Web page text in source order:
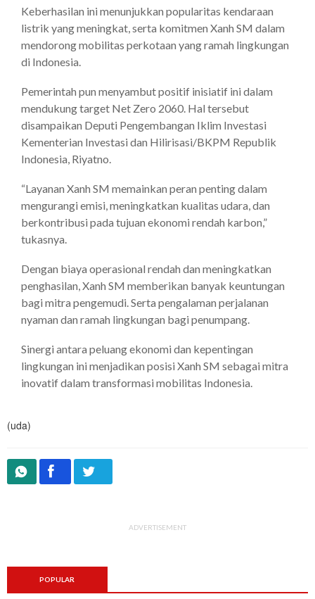
Keberhasilan ini menunjukkan popularitas kendaraan
listrik yang meningkat, serta komitmen Xanh SM dalam
mendorong mobilitas perkotaan yang ramah lingkungan
di Indonesia.
Pemerintah pun menyambut positif inisiatif ini dalam
mendukung target Net Zero 2060. Hal tersebut
disampaikan Deputi Pengembangan Iklim Investasi
Kementerian Investasi dan Hilirisasi/BKPM Republik
Indonesia, Riyatno.
“Layanan Xanh SM memainkan peran penting dalam
mengurangi emisi, meningkatkan kualitas udara, dan
berkontribusi pada tujuan ekonomi rendah karbon,”
tukasnya.
Dengan biaya operasional rendah dan meningkatkan
penghasilan, Xanh SM memberikan banyak keuntungan
bagi mitra pengemudi. Serta pengalaman perjalanan
nyaman dan ramah lingkungan bagi penumpang.
Sinergi antara peluang ekonomi dan kepentingan
lingkungan ini menjadikan posisi Xanh SM sebagai mitra
inovatif dalam transformasi mobilitas Indonesia.
(uda)
ADVERTISEMENT
POPULAR